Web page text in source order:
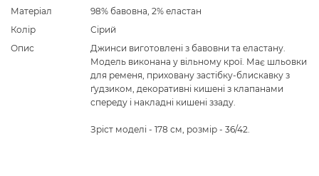
Матеріал
98% бавовна, 2% еластан
Колір
Сірий
Опис
Джинси виготовлені з бавовни та еластану.
Модель виконана у вільному крої. Має шльовки
для ременя, приховану застібку-блискавку з
ґудзиком, декоративні кишені з клапанами
спереду і накладні кишені ззаду.
Зріст моделі - 178 см, розмір - 36/42.